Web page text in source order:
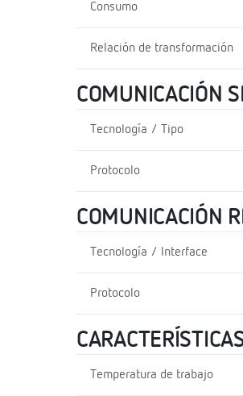
Consumo
Relación de transformación
COMUNICACIÓN
Tecnología / Tipo
Protocolo
COMUNICACIÓN
Tecnología / Interface
Protocolo
Temperatura de trabajo